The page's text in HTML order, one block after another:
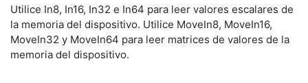
Utilice In8, In16, In32 e In64 para leer valores escalares de
la memoria del dispositivo. Utilice MoveIn8, MoveIn16,
MoveIn32 y MoveIn64 para leer matrices de valores de la
memoria del dispositivo.